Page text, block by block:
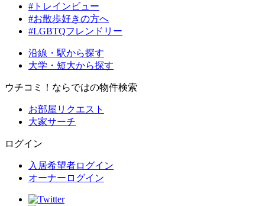
#トレインビュー
#お散歩好きの方へ
#LGBTQフレンドリー
沿線・駅から探す
大学・短大から探す
ウチコミ！ならではの物件検索
お部屋リクエスト
大家サーチ
ログイン
入居希望者ログイン
オーナーログイン